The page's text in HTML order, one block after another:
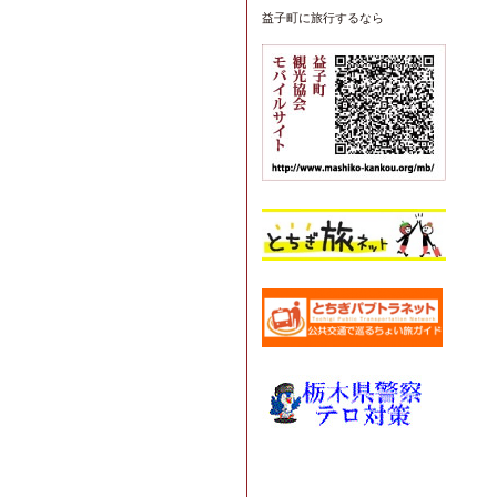
益子町 に旅行するなら